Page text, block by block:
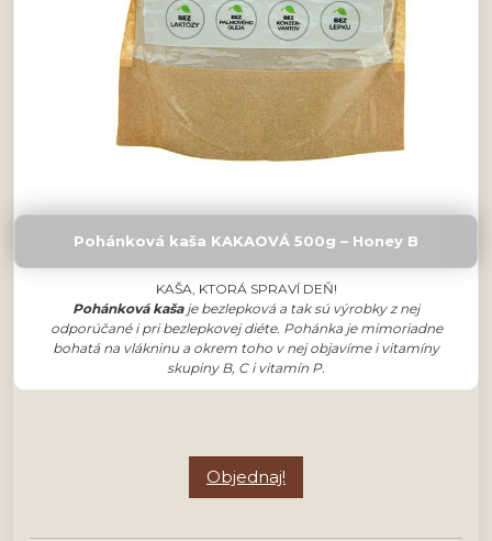
Pohánková kaša KAKAOVÁ 500g – Honey B
KAŠA, KTORÁ SPRAVÍ DEŇ!
Pohánková kašaje bezlepková a tak sú výrobky z nej
odporúčané i pri bezlepkovej diéte. Pohánka je mimoriadne
bohatá na vlákninu a okrem toho v nej objavíme i vitamíny
skupiny B, C i vitamín P.
Objednaj!